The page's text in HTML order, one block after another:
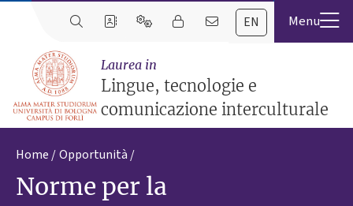
EN
Laurea in
Lingue, tecnologie e
comunicazione interculturale
Home Opportunità
Norme per la